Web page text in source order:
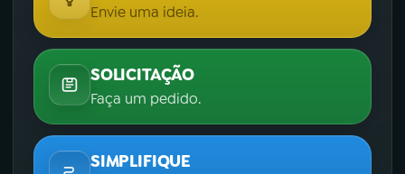
Envie uma ideia.
SOLICITAÇÃO
Faça um pedido.
SIMPLIFIQUE